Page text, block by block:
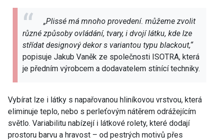
„Plissé má mnoho provedení. můžeme zvolit
různé způsoby ovládání, tvary, i dvojí látku, kde lze
střídat designový dekor s variantou typu blackout,“
popisuje Jakub Vaněk ze společnosti ISOTRA, která
je předním výrobcem a dodavatelem stínící techniky.
Vybírat lze i látky s napařovanou hliníkovou vrstvou, která
eliminuje teplo, nebo s perleťovým nátěrem odrážejícím
světlo. Variabilitu nabízejí i látkové rolety, které dodají
prostoru barvu a hravost – od pestrých motivů přes